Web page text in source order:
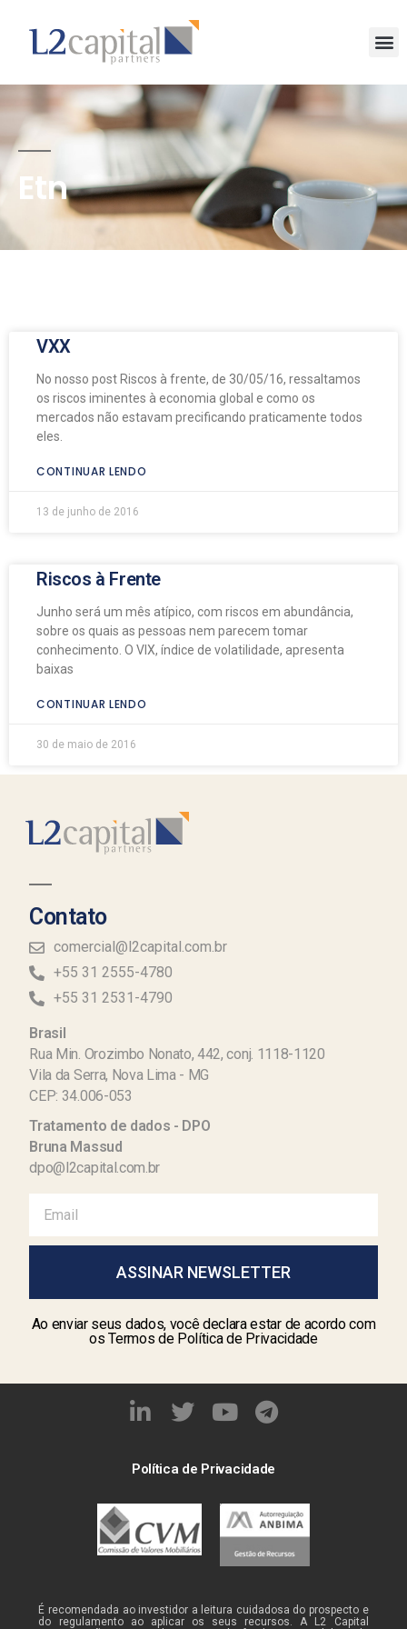
Etn
VXX
No nosso post Riscos à frente, de 30/05/16, ressaltamos
os riscos iminentes à economia global e como os
mercados não estavam precificando praticamente todos
eles.
CONTINUAR LENDO
13 de junho de 2016
Riscos à Frente
Junho será um mês atípico, com riscos em abundância,
sobre os quais as pessoas nem parecem tomar
conhecimento. O VIX, índice de volatilidade, apresenta
baixas
CONTINUAR LENDO
30 de maio de 2016
Contato
comercial@l2capital.com.br
+55 31 2555-4780
+55 31 2531-4790
Brasil
Rua Min. Orozimbo Nonato, 442, conj. 1118-1120
Vila da Serra, Nova Lima - MG
CEP: 34.006-053
Tratamento de dados - DPO
Bruna Massud
dpo@l2capital.com.br
ASSINAR NEWSLETTER
Ao enviar seus dados, você declara estar de acordo com
os Termos de Política de Privacidade
Política de Privacidade
É recomendada ao investidor a leitura cuidadosa do prospecto e
do regulamento ao aplicar os seus recursos. A L2 Capital